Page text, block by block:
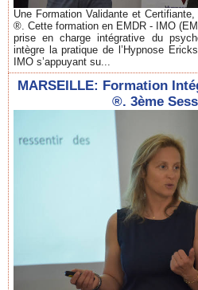
Une Formation Validante et
®. Cette formation en EMDR - IMO
prise en charge intégrative du
intègre la pratique de l’Hypnose
IMO s’appuyant su...
MARSEILLE: Formation
®. 3ème